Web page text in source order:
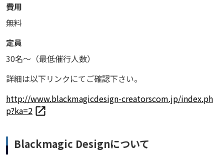
費用
無料
定員
30名〜（最低催行人数）
詳細は以下リンクにてご確認下さい。
http://www.blackmagicdesign-creatorscom.jp/index.ph
p?ka=2
Blackmagic Designについて